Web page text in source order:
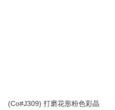
(Co#J309) 打磨花形粉色彩晶